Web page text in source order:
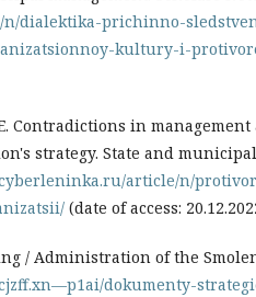
dialektika-prichinno-
kultury-i-
E. Contradictions in
strategy. State and
article/n/
(date of access:
/ Administration of the
dokumenty-